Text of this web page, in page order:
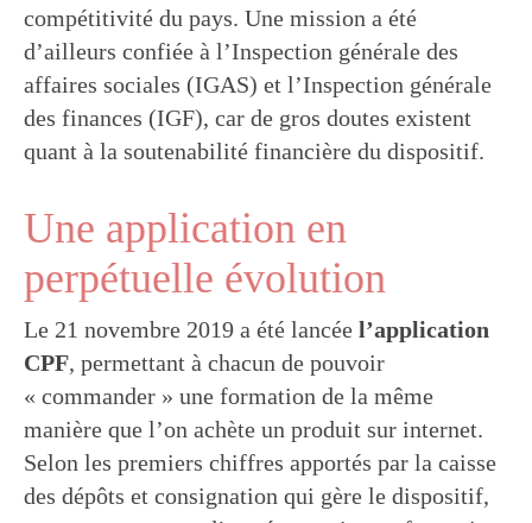
compétitivité du pays. Une mission a été
d’ailleurs confiée à l’Inspection générale des
affaires sociales (IGAS) et l’Inspection générale
des finances (IGF), car de gros doutes existent
quant à la soutenabilité financière du dispositif.
Une application en
perpétuelle évolution
Le 21 novembre 2019 a été lancée l’application
CPF, permettant à chacun de pouvoir
« commander » une formation de la même
manière que l’on achète un produit sur internet.
Selon les premiers chiffres apportés par la caisse
des dépôts et consignation qui gère le dispositif,